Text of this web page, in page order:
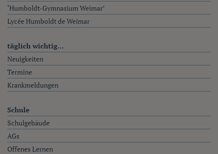
‘Humboldt-Gymnasium Weimar’
Lycée Humboldt de Weimar
täglich wichtig…
Neuigkeiten
Termine
Krankmeldungen
Schule
Schulgebäude
AGs
Offenes Lernen